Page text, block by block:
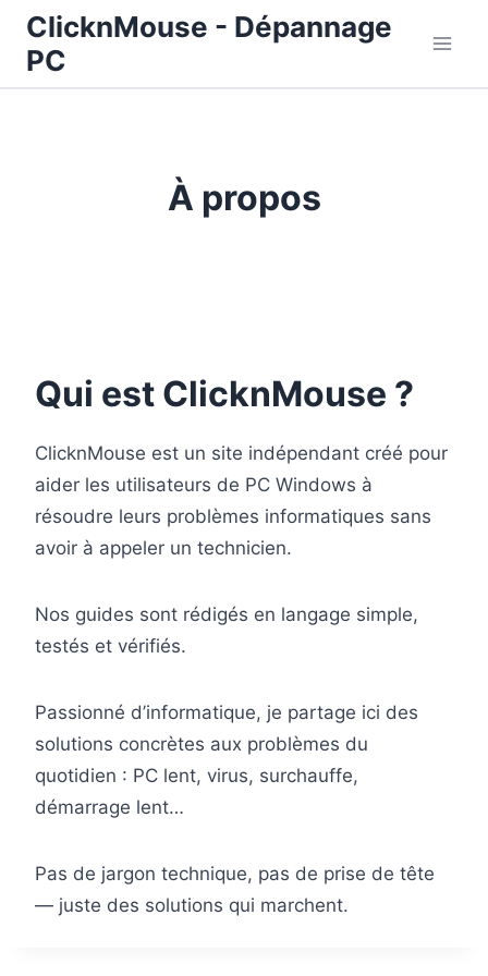
Aller
contenu
ClicknMouse - Dépannage
PC
À propos
Qui est ClicknMouse ?
ClicknMouse est un site indépendant créé pour
aider les utilisateurs de PC Windows à
résoudre leurs problèmes informatiques sans
avoir à appeler un technicien.
Nos guides sont rédigés en langage simple,
testés et vérifiés.
Passionné d’informatique, je partage ici des
solutions concrètes aux problèmes du
quotidien : PC lent, virus, surchauffe,
démarrage lent…
Pas de jargon technique, pas de prise de tête
— juste des solutions qui marchent.